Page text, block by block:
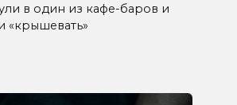
в один из кафе-баров и
«крышевать»